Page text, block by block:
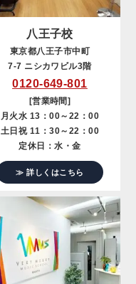
八王子校
東京都八王子市中町
7-7 ニシカワビル3階
0120-649-801
[営業時間]
月火水 13：00～22：00
土日祝 11：30～22：00
定休日：水・金
≫ 詳しくはこちら